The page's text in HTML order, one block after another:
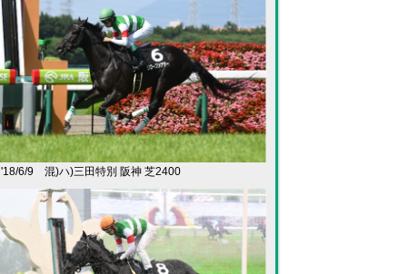
'18/6/9 混)ハ)三田特別 阪神 芝2400